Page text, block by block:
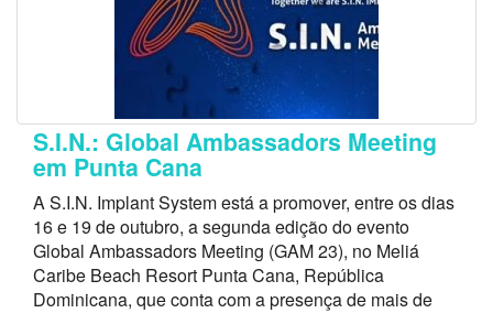
S.I.N.: Global Ambassadors Meeting
em Punta Cana
A S.I.N. Implant System está a promover, entre os dias
16 e 19 de outubro, a segunda edição do evento
Global Ambassadors Meeting (GAM 23), no Meliá
Caribe Beach Resort Punta Cana, República
Dominicana, que conta com a presença de mais de